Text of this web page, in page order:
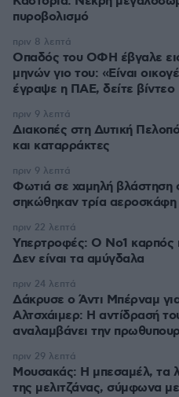
πυροβολισμό
Οπαδός του ΟΦΗ έβγαλε
μηνών γιο του: «Είναι
έγραψε η ΠΑΕ, δείτε βίντεο
πριν 8 λεπτά
Διακοπές στη Δυτική
και καταρράκτες
πριν 9 λεπτά
Φωτιά σε χαμηλή βλάστηση
σηκώθηκαν τρία αεροσκάφη
πριν 9 λεπτά
Υπερτροφές: Ο Νο1 καρπός
Δεν είναι τα αμύγδαλα
πριν 22 λεπτά
Δάκρυσε ο Άντι Μπέρναμ
Αλτσχάιμερ: Η αντίδρασή
αναλαμβάνει την
πριν 24 λεπτά
Μουσακάς: Η μπεσαμέλ, τα
της μελιτζάνας, σύμφωνα
πριν 29 λεπτά